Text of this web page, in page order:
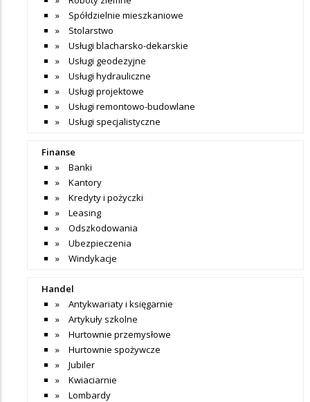
Spółdzielnie mieszkaniowe
Stolarstwo
Usługi blacharsko-dekarskie
Usługi geodezyjne
Usługi hydrauliczne
Usługi projektowe
Usługi remontowo-budowlane
Usługi specjalistyczne
Finanse
Banki
Kantory
Kredyty i pożyczki
Leasing
Odszkodowania
Ubezpieczenia
Windykacje
Handel
Antykwariaty i księgarnie
Artykuły szkolne
Hurtownie przemysłowe
Hurtownie spożywcze
Jubiler
Kwiaciarnie
Lombardy